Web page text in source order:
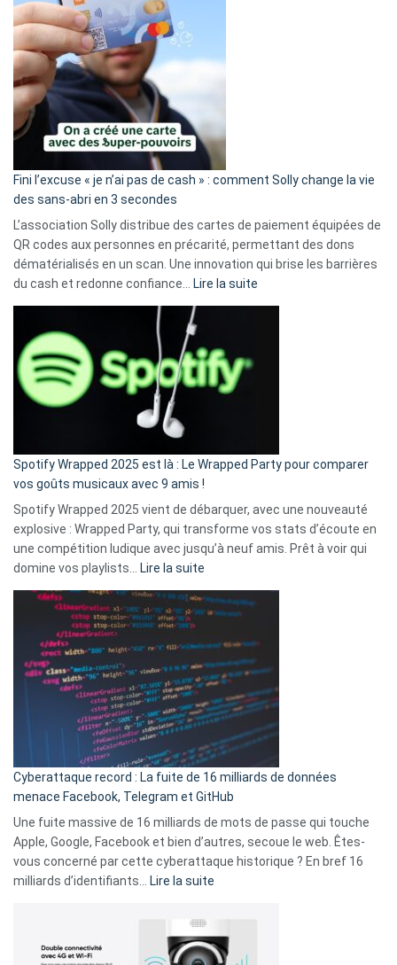
Fini l’excuse « je n’ai pas de cash » : comment Solly change la vie
des sans-abri en 3 secondes
L’association Solly distribue des cartes de paiement équipées de
QR codes aux personnes en précarité, permettant des dons
dématérialisés en un scan. Une innovation qui brise les barrières
du cash et redonne confiance… Lire la suite
»
Solly
change
la
des
3
secondes
Spotify Wrapped 2025 est là : Le Wrapped Party pour comparer
vos goûts musicaux avec 9 amis !
Spotify Wrapped 2025 vient de débarquer, avec une nouveauté
explosive : Wrapped Party, qui transforme vos stats d’écoute en
une compétition ludique avec jusqu’à neuf amis. Prêt à voir qui
domine vos playlists… Lire la suite
Wrapped
est
là
:
Le
Wrapped
Party
pour
comparer
vos
goûts
musicaux
avec
9
!
Cyberattaque record : La fuite de 16 milliards de données
menace Facebook, Telegram et GitHub
Une fuite massive de 16 milliards de mots de passe qui touche
Apple, Google, Facebook et bien d’autres, secoue le web. Êtes-
vous concerné par cette cyberattaque historique ? En bref 16
milliards d’identifiants… Lire la suite
record
:
La